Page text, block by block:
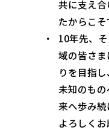
共に支え
たからこそ
10年先、
域の皆さ
りを目指
未知のも
来へ歩み
よろしくお